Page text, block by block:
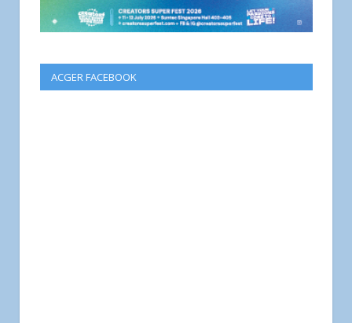
ACGER FACEBOOK